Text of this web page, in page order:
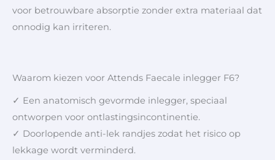
voor betrouwbare absorptie zonder extra materiaal dat
onnodig kan irriteren.
Waarom kiezen voor Attends Faecale inlegger F6?
✓ Een anatomisch gevormde inlegger, speciaal
ontworpen voor ontlastingsincontinentie.
✓ Doorlopende anti-lek randjes zodat het risico op
lekkage wordt verminderd.